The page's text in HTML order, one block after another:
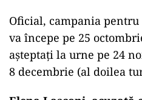
Oficial, campania
va începe pe 25
așteptați la urne pe 24
8 decembrie (al doilea